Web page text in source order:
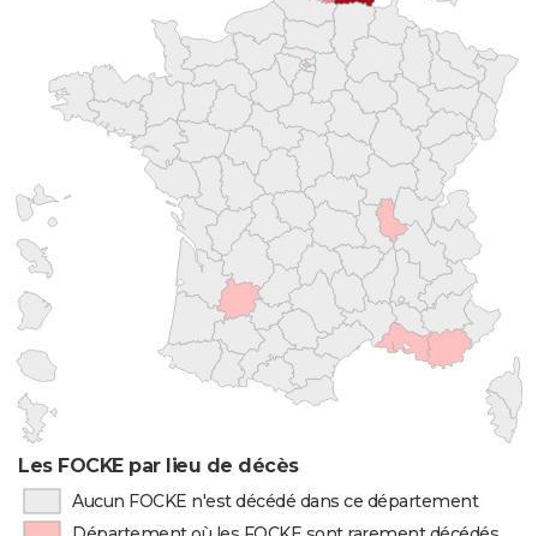
Les FOCKE par lieu de décès
Aucun FOCKE n'est décédé dans ce département